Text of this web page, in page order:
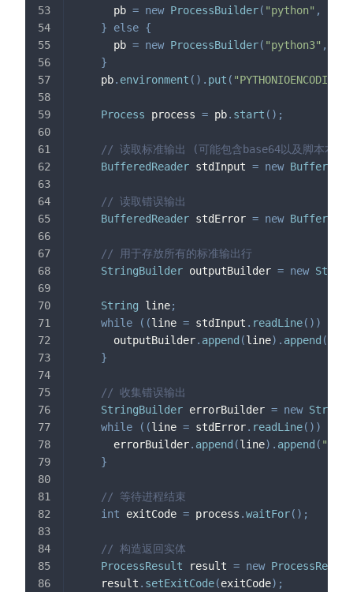
      pb
= new ProcessBuilder( "python" ,
}
else {
      pb
= new ProcessBuilder( "python3" ,
}
    pb
. environment ( ) . put ( "PYTHONIOENCODING"
Process process = pb. start ( ) ;
// 读取标准输出 (可能包含base64以及脚本本
BufferedReader stdInput = new
// 读取错误输出
BufferedReader stdError = new
// 用于存放所有的标准输出行
StringBuilder outputBuilder = new
String line;
while
( (line = stdInput . readLine( ) )
      outputBuilder
. append (line) . append (
}
// 收集错误输出
StringBuilder errorBuilder = new
while
( (line = stdError. readLine( ) )
      errorBuilder
. append (line) . append ( "\n"
}
// 等待进程结束
int exitCode = process .waitFor( ) ;
// 构造返回实体
ProcessResult result = new ProcessResult
    result
. setExitCode(exitCode) ;